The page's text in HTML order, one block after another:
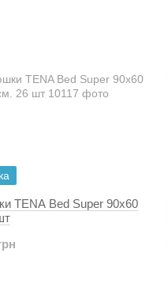
TENA Bed Super 90x60